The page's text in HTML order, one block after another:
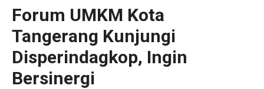
Forum UMKM Kota
Tangerang Kunjungi
Disperindagkop, Ingin
Bersinergi